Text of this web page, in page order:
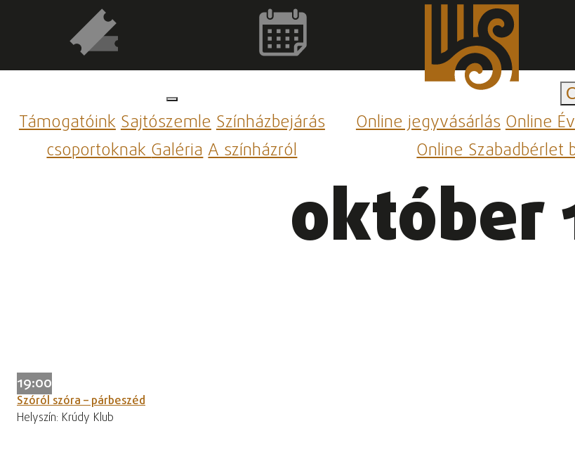
TámogatóinkSajtószemleSzínházbejárás
csoportoknakGalériaA színházról
Online jegyvásárlásOnline
Online
október
19:00
Szóról szóra – párbeszéd
Helyszín: Krúdy Klub